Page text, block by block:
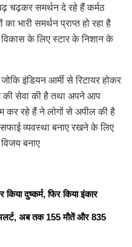
चढ़कर समर्थन दे रहे हैं कर्मठ
भारी समर्थन प्राप्त हो रहा है
के लिए स्टार के निशान के
इंडियन आर्मी से रिटायर होकर
सेवा की है तथा अपने आप
कर रहे हैं ने लोगों से अपील की है
व्यवस्था बनाए रखने के लिए
बनाए
दुष्कर्म, फिर किया इंकार
अलर्ट, अब तक 155 मौतें और 835